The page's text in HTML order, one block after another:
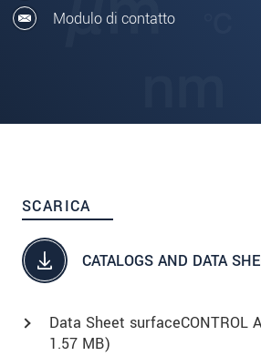
Modulo di contatto
SCARICA
CATALOGS AND DATA
Data Sheet surfaceCONTROL
1.57 MB)